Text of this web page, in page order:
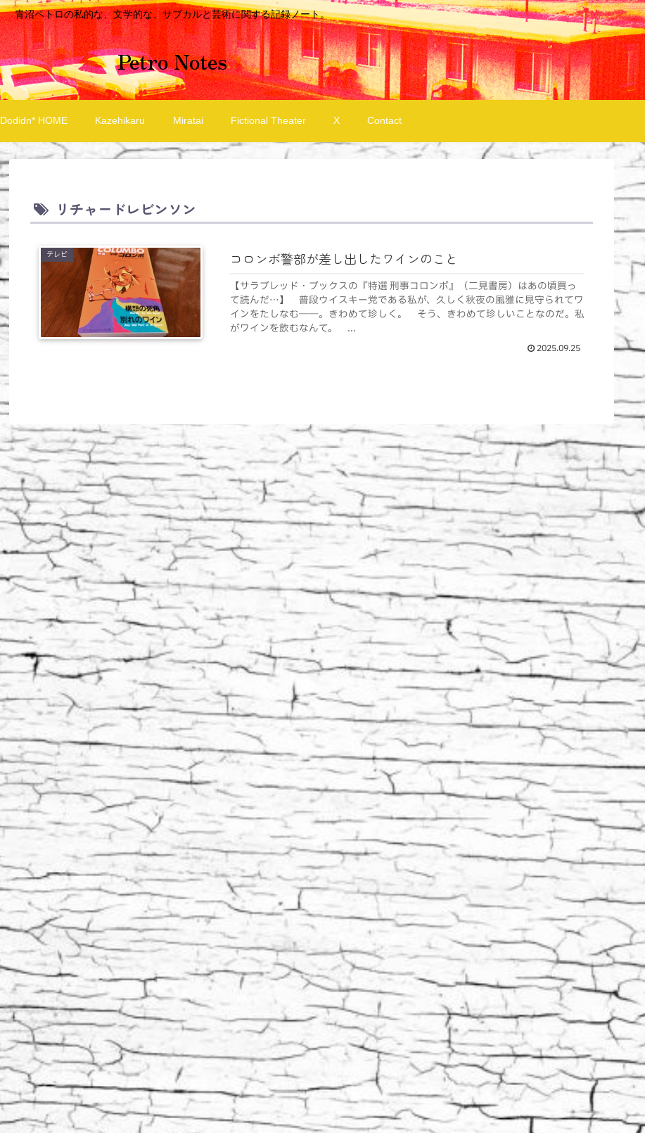
青沼ペトロの私的な、文学的な、サブカルと芸術に関する記録ノート。
Petro Notes
Dodidn* HOME Kazehikaru Miratai Fictional Theater X Contact
リチャードレビンソン
テレビ コロンボ警部が差し出したワインのこと
【サラブレッド・ブックスの『特選 刑事コロンボ』（二見書房）はあの頃買っ
て読んだ…】 普段ウイスキー党である私が、久しく秋夜の風雅に見守られてワ
インをたしなむ――。きわめて珍しく。 そう、きわめて珍しいことなのだ。私
がワインを飲むなんて。 ...
2025.09.25